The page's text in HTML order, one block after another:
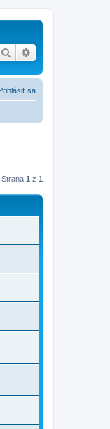
Hľadať
sa
Strana 1 z 1